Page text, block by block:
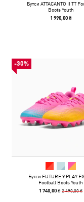
Бутси ATTACANTO II TT
Boots Youth
1 990,00 ₴
-30%
Бутси FUTURE 9 PLAY
Football Boots Youth
1 740,00 ₴2 490,00 ₴